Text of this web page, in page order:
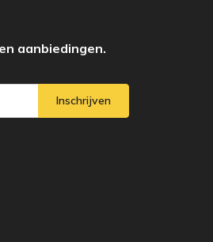
aanbiedingen.
Inschrijven